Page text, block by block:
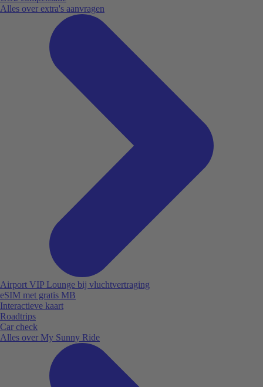
Alles over extra's aanvragen
Airport VIP Lounge bij vluchtvertraging
eSIM met gratis MB
Interactieve kaart
Roadtrips
Car check
Alles over My Sunny Ride